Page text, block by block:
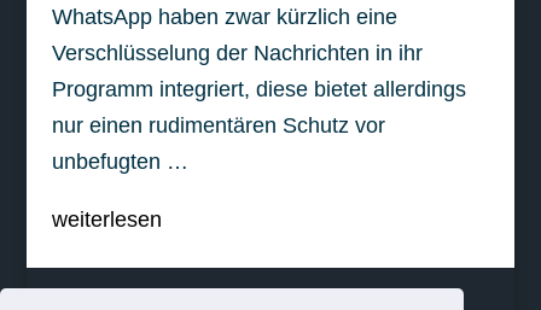
WhatsApp haben zwar kürzlich eine
Verschlüsselung der Nachrichten in ihr
Programm integriert, diese bietet allerdings
nur einen rudimentären Schutz vor
unbefugten …
weiterlesen